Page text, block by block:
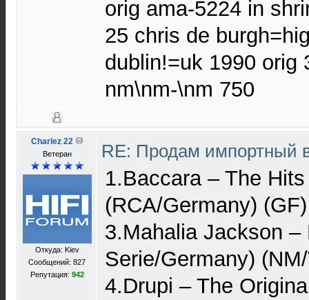
orig ama-5224 in
25 chris de
dublin!=uk 1990 orig
nm\nm-\nm 750
Charlez 22
Ветеран
Откуда: Kiev
Сообщений: 827
Репутация: 942
RE: Продам импортный
1.Baccara – The
(RCA/Germany)
3.Mahalia Jackson
Serie/Germany)
4.Drupi – The